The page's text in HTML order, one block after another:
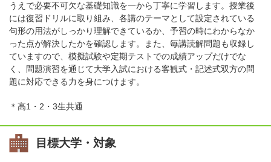
うえで必要不可欠な基礎知識を一から丁寧に学習します。授業後
には復習ドリルに取り組み、各講のテーマとして設定されている
句形の用法がしっかり理解できているか、予習の時にわからなか
った点が解決したかを確認します。また、毎講読解問題も収録し
ていますので、模擬試験や定期テストでの成績アップだけでな
く、問題演習を通じて大学入試における客観式・記述式双方の問
題に対応できる力を身につけます。
＊高1・2・3生共通
目標大学・対象